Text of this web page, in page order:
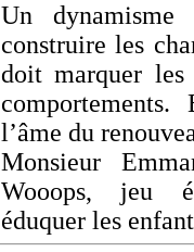
Un dynamisme
construire les
doit marquer les
l’âme du
Monsieur
Wooops, jeu
éduquer les